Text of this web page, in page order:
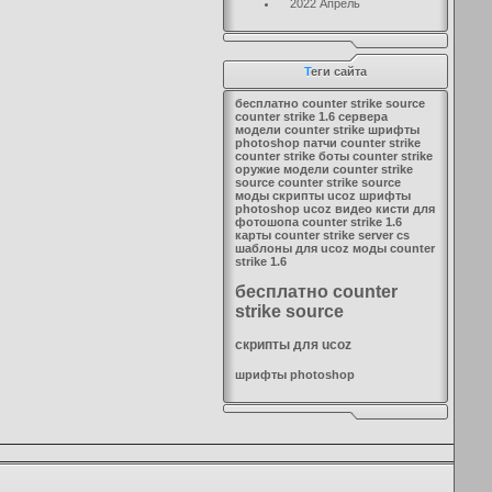
2022 Апрель
Теги сайта
бесплатно counter strike source
counter strike 1.6 сервера
модели counter strike шрифты
photoshop патчи counter strike
counter strike боты counter strike
оружие модели counter strike
source counter strike source
моды скрипты ucoz шрифты
photoshop ucoz видео кисти для
фотошопа counter strike 1.6
карты counter strike server cs
шаблоны для ucoz моды counter
strike 1.6
бесплатно counter
strike source
скрипты для ucoz
шрифты photoshop